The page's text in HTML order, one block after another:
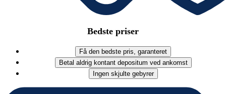
Bedste priser
Få den bedste pris, garanteret
Betal aldrig kontant depositum ved ankomst
Ingen skjulte gebyrer